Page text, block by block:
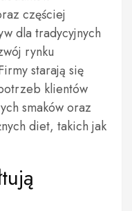
częściej
dla tradycyjnych
rynku
starają się
klientów
smaków oraz
diet, takich jak